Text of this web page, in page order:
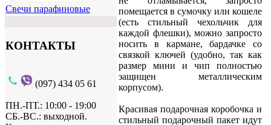
Свечи парафиновые
КОНТАКТЫ
(097) 434 05 61
ПН.-ПТ.: 10:00 - 19:00
СБ.-ВС.: выходной.
помещается в сумочку или кошеле
(есть стильный чехольчик для
каждой флешки), можно запросто
носить в кармане, бардачке со
связкой ключей (удобно, так как
размер мини и чип полностью
защищен металлическим
корпусом).
Красивая подарочная коробочка и
стильный подарочный пакет идут